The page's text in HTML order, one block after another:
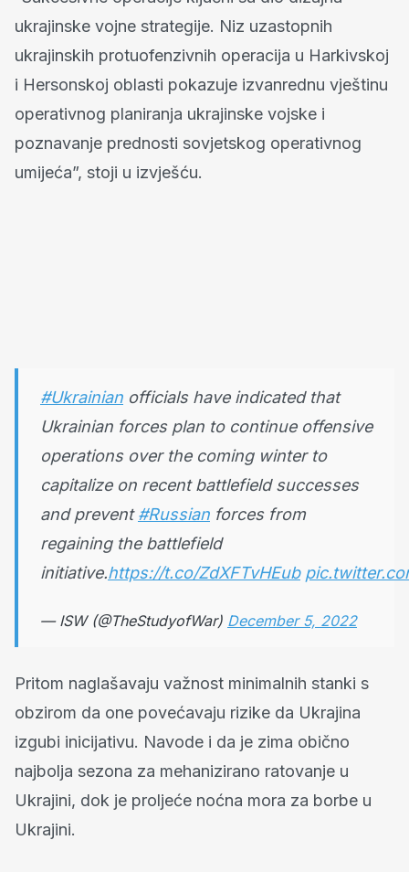
ukrajinske vojne strategije. Niz uzastopnih
ukrajinskih protuofenzivnih operacija u Harkivskoj
i Hersonskoj oblasti pokazuje izvanrednu vještinu
operativnog planiranja ukrajinske vojske i
poznavanje prednosti sovjetskog operativnog
umijeća”, stoji u izvješću.
#Ukrainian officials have indicated that
Ukrainian forces plan to continue offensive
operations over the coming winter to
capitalize on recent battlefield successes
and prevent#Russian forces from
regaining the battlefield
initiative.https://t.co/ZdXFTvHEub
— ISW (@TheStudyofWar) December 5, 2022
Pritom naglašavaju važnost minimalnih stanki s
obzirom da one povećavaju rizike da Ukrajina
izgubi inicijativu. Navode i da je zima obično
najbolja sezona za mehanizirano ratovanje u
Ukrajini, dok je proljeće noćna mora za borbe u
Ukrajini.